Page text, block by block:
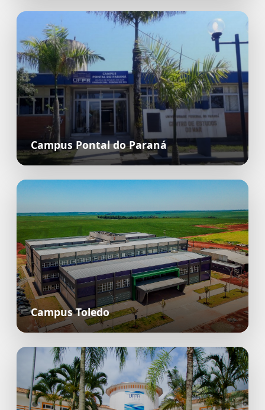
Campus Pontal do Paraná
Campus Toledo